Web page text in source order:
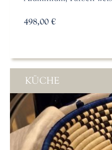
498,00 €
KÜCHE